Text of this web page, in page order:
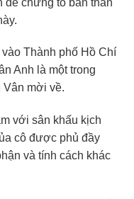
Thành phố Hồ Chí
Anh là một trong
mời về.
với sân khấu kịch
cô được phủ đầy
và tính cách khác